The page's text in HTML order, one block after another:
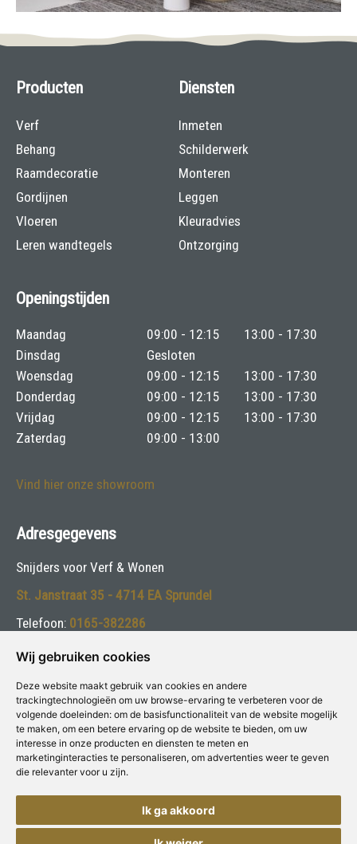
Wij gebruiken cookies
Deze website maakt gebruik van cookies en andere
trackingtechnologieën om uw browse-ervaring te verbeteren voor de
volgende doeleinden: om de basisfunctionaliteit van de website mogelijk
te maken, om een betere ervaring op de website te bieden, om uw
interesse in onze producten en diensten te meten en
marketinginteracties te personaliseren, om advertenties weer te geven
die relevanter voor u zijn.
Ik ga akkoord
Producten
Verf
Behang
Raamdecoratie
Gordijnen
Vloeren
Leren wandtegels
Diensten
Inmeten
Schilderwerk
Monteren
Leggen
Kleuradvies
Ontzorging
Openingstijden
Maandag 09:00 - 12:15
13:00 - 17:30
Dinsdag
Gesloten
Woensdag
09:00 - 12:15
13:00 - 17:30
Donderdag
09:00 - 12:15
13:00 - 17:30
Vrijdag
09:00 - 12:15
13:00 - 17:30
Zaterdag
09:00 - 13:00
Vind hier onze showroom
Adresgegevens
Snijders voor Verf & Wonen
St. Janstraat 35 - 4714 EA Sprundel
Telefoon: 0165-382286
E-mail:info@snijdersverfenwonen.nl
Volg ons: